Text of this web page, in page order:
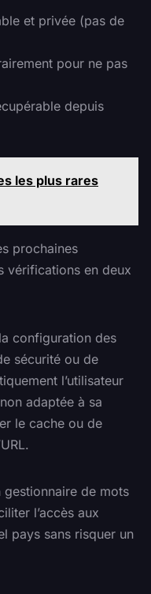
et privée (pas de
pour ne pas
depuis
les plus rares
prochaines
vérifications en deux
configuration des
sécurité ou de
l’utilisateur
adaptée à sa
le cache ou de
gestionnaire de mots
l’accès aux
pays sans risquer un